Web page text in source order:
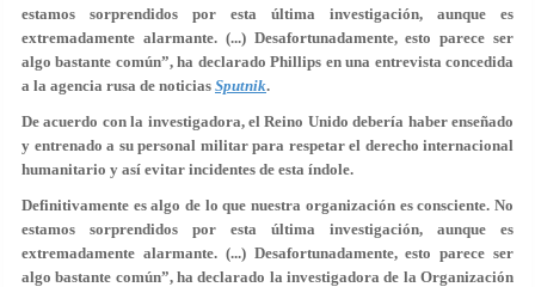
estamos sorprendidos por esta última investigación, aunque es
extremadamente alarmante. (...) Desafortunadamente, esto parece ser
algo bastante común”, ha declarado Phillips en una entrevista concedida
a la agencia rusa de noticias Sputnik.
De acuerdo con la investigadora, el Reino Unido debería haber enseñado
y entrenado a su personal militar para respetar el derecho internacional
humanitario y así evitar incidentes de esta índole.
Definitivamente es algo de lo que nuestra organización es consciente. No
estamos sorprendidos por esta última investigación, aunque es
extremadamente alarmante. (...) Desafortunadamente, esto parece ser
algo bastante común”, ha declarado la investigadora de la Organización